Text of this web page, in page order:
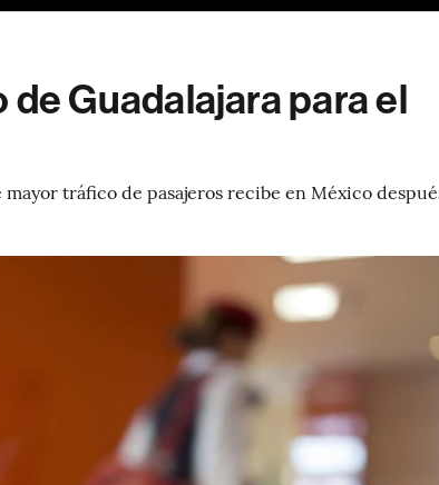
Guadalajara para el
tráfico de pasajeros recibe en México